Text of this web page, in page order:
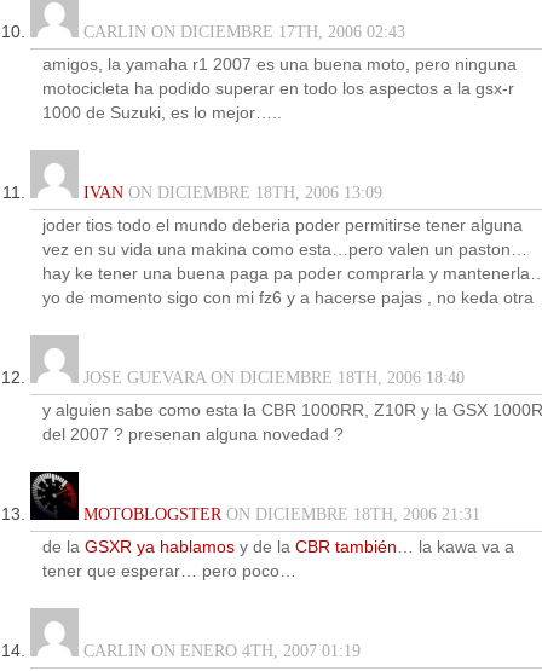
CARLIN ON DICIEMBRE 17TH, 2006 02:43
amigos, la yamaha r1 2007 es una buena moto, pero ninguna
motocicleta ha podido superar en todo los aspectos a la gsx-r
1000 de Suzuki, es lo mejor…..
IVAN ON DICIEMBRE 18TH, 2006 13:09
joder tios todo el mundo deberia poder permitirse tener alguna
vez en su vida una makina como esta…pero valen un paston…
hay ke tener una buena paga pa poder comprarla y
yo de momento sigo con mi fz6 y a hacerse pajas , no keda otra
JOSE GUEVARA ON DICIEMBRE 18TH, 2006 18:40
y alguien sabe como esta la CBR 1000RR, Z10R y la GSX 1000R
del 2007 ? presenan alguna novedad ?
MOTOBLOGSTERON DICIEMBRE 18TH, 2006 21:31
de la GSXR ya hablamos y de la CBR también … la kawa va a
tener que esperar… pero poco…
CARLIN ON ENERO 4TH, 2007 01:19